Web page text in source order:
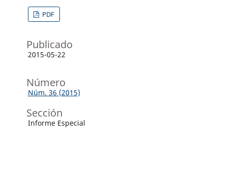
PDF
Publicado
2015-05-22
Número
Núm. 36 (2015)
Sección
Informe Especial